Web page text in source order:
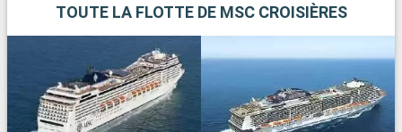
TOUTE LA FLOTTE DE MSC CROISIÈRES